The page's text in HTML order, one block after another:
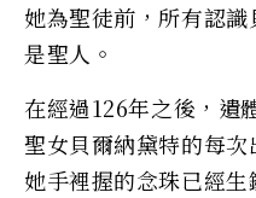
她為聖徒前，所有認
是聖人。
在經過126年之後，遺
聖女貝爾納黛特的每
她手裡握的念珠已經